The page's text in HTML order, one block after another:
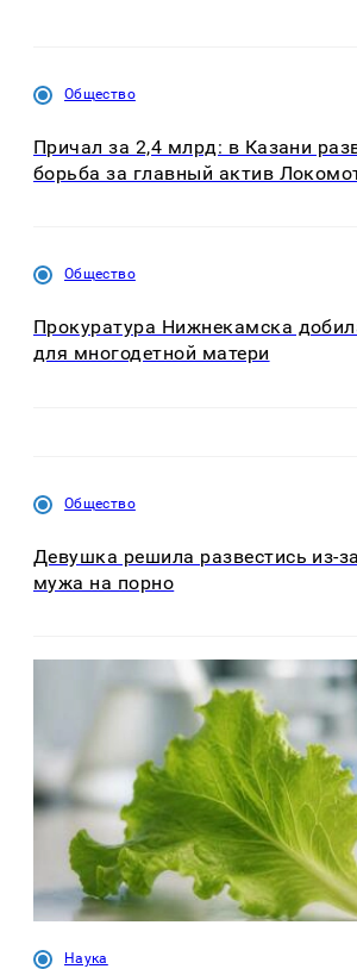
Общество
Причал за 2,4 млрд: в Казани
борьба за главный актив
Общество
Прокуратура Нижнекамска
для многодетной матери
Общество
Девушка решила развестись из-
мужа на порно
Наука